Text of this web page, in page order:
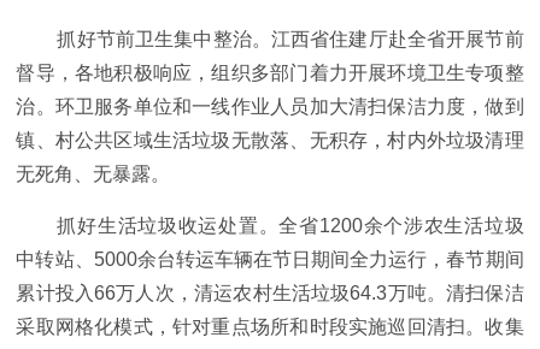
抓好节前卫生集中整治。江西省住建厅赴全省开展节前
督导，各地积极响应，组织多部门着力开展环境卫生专项整
治。环卫服务单位和一线作业人员加大清扫保洁力度，做到
镇、村公共区域生活垃圾无散落、无积存，村内外垃圾清理
无死角、无暴露。
抓好生活垃圾收运处置。全省1200余个涉农生活垃圾
中转站、5000余台转运车辆在节日期间全力运行，春节期间
累计投入66万人次，清运农村生活垃圾64.3万吨。清扫保洁
采取网格化模式，针对重点场所和时段实施巡回清扫。收集